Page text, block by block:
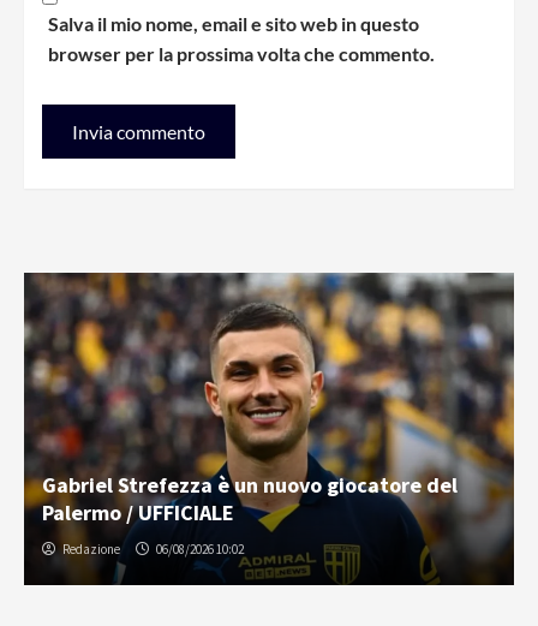
Salva il mio nome, email e sito web in questo
browser per la prossima volta che commento.
Gabriel Strefezza è un nuovo giocatore del
Palermo / UFFICIALE
Redazione 06/08/2026 10:02